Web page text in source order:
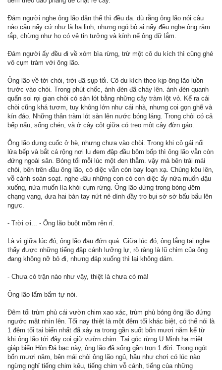
Đám người nghe ông lão dặn thế thì đều dạ. dù rằng ông lão nói câu
nào câu nấy cứ như là hạ lịnh, nhưng ngó bộ ai nấy đều nghe ông răm
rắp, chừng như họ có vẻ tin tưởng và kính nể ông dữ lắm.
Đám người ấy đều đi về xóm bìa rừng, trừ một cô du kích thì cũng ghé
vô cụm tràm với ông lão.
Ông lão về tới chòi, trời đã sụp tối. Cô du kích theo kịp ông lão luồn
trước vào chòi. Trong phút chốc, ánh đèn đã cháy lên. ánh đèn quanh
quẩn soi rọi gian chòi có sàn lót bằng những cây tràm lột vỏ. Kể ra cái
chòi cũng khá tươm, tuy không lớn như cái nhà, nhưng coi gọn ghẽ và
kín đáo. Những thân tràm lót sàn lên nước bóng láng. Trong chòi có cả
bếp nấu, sống chén, và ở cây cột giữa có treo một cây đờn gáo.
Ông lão dựng cuốc ở hè, nhưng chưa vào chòi. Trong khi cô gái nổi
lửa bếp và bắt cá rộng nơi lu đem đập đầu bôm bốp thì ông lão vẫn còn
đứng ngoài sân. Bóng tối mỗi lúc một đen thẫm. vậy mà bên trái mái
chòi, bên trên đầu ông lão, cò diệc vẫn còn bay loạn xạ. Chúng kêu lên,
vỗ cánh soàn soạt. nghe đâu những con cò con diệc ấy nửa muốn đậu
xuống, nửa muốn lìa khỏi cụm rừng. Ông lão đứng trong bóng đêm
chạng vạng, đưa hai bàn tay nứt nẻ dính đầy tro bụi sờ sờ bấu bấu lên
ngực.
- Trời ơi... - Ông lão buột mồm rên rỉ.
Là vì giữa lúc đó, ông lão đau đớn quá. Giữa lúc đó, ông lắng tai nghe
thấy được những tiếng đập cánh lưỡng lự, rõ ràng là lũ chim của ông
đang không nỡ bỏ đi, nhưng đáp xuống thì lại không dám.
- Chưa có trận nào như vậy, thiệt là chưa có mà!
Ông lão lẩm bẩm tự nói.
Đêm tối trùm phủ cái vườn chim xao xác, trùm phủ bóng ông lão đứng
ngước mặt nhìn lên. Tối nay thiệt là một đêm tối khác biệt, có thể nói là
1 đêm tối tai biến nhất đã xảy ra trong gần suốt bốn mươi năm kể từ
khi ông lão tới đây coi giữ vườn chim. Tại góc rừng U Minh hạ miệt
giáp biển Hòn Đá bạc này, ông lão đã sống gần trọn 1 đời. Trong ngót
bốn mươi năm, bên mái chòi ông lão ngủ, hầu như chơi có lúc nào
ngừng nghỉ tiếng chim kêu, tiếng chim vỗ cánh, tiếng của những